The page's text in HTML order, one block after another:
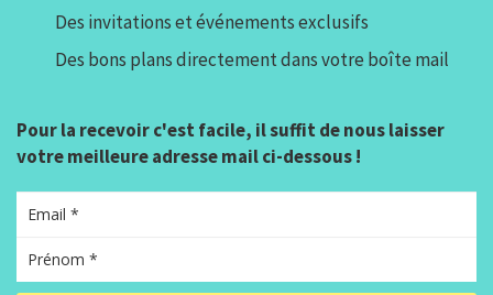
Des invitations et événements exclusifs
Des bons plans directement dans votre boîte mail
Pour la recevoir c'est facile, il suffit de nous laisser
votre meilleure adresse mail ci-dessous !